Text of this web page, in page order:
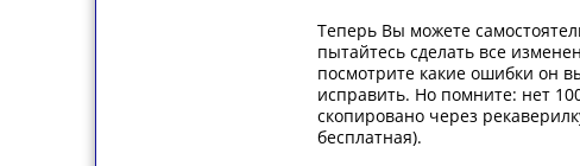
Теперь Вы можете
пытайтесь сделать все
посмотрите какие ошибки он
исправить. Но помните: нет
скопировано через
бесплатная).